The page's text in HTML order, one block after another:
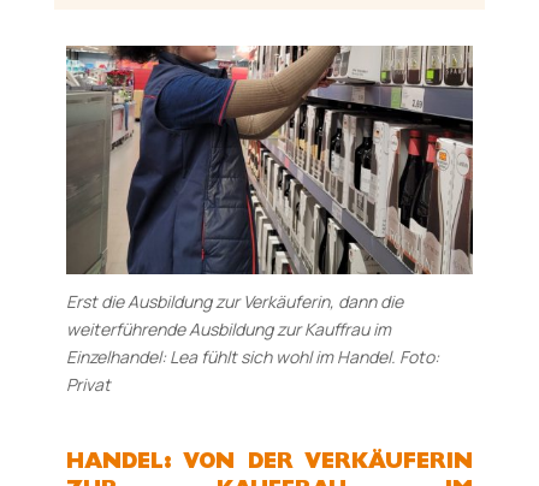
Erst die Ausbildung zur Verkäuferin, dann die
weiterführende Ausbildung zur Kauffrau im
Einzelhandel: Lea fühlt sich wohl im Handel. Foto:
Privat
HANDEL: VON DER VERKÄUFERIN